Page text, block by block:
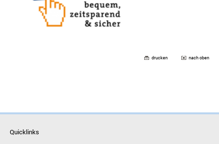
drucken nach oben
Quicklinks